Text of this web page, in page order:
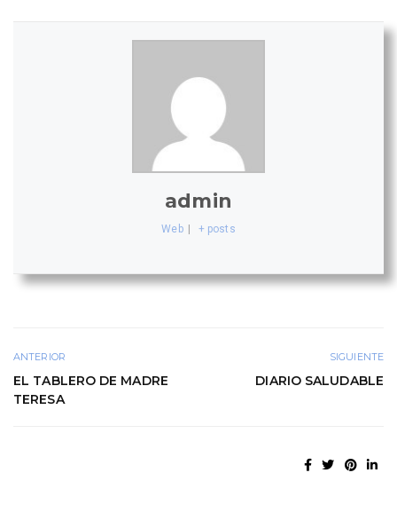
admin
Web + posts
ANTERIOR
EL TABLERO DE MADRE
TERESA
SIGUIENTE
DIARIO SALUDABLE